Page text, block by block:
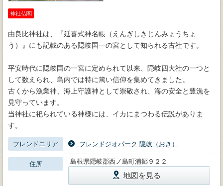
神社仏閣
由良比神社は、『延喜式神名帳（えんぎしきじんみょうちょ
う）』にも記載のある隠岐国一の宮として知られる古社です。
平安時代に隠岐国の一宮に定められて以来、隠岐四大社の一つと
して数えられ、島内では特に篤い信仰を集めてきました。
古くから漁業神、海上守護神として崇敬され、海の安全と豊漁を
見守っています。
当神社に祀られている神様には、イカにまつわる伝説がありま
す。
フレンドエリア フレンドジオパーク 隠岐（おき）
住所 島根県隠岐郡西ノ島町浦郷９２２
地図を見る